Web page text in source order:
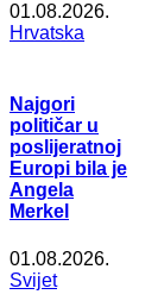
01.08.2026.
Hrvatska
Najgori
političar u
poslijeratnoj
Europi bila je
Angela
Merkel
01.08.2026.
Svijet